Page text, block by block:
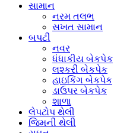
સામાન
નરમ તલભ
સખત સામાન
બપટી
નવર
ધંધાકીય બેકપેક
લશ્કરી બેકપેક
હાઇકિંગ બેકપેક
ડાઉપર બેકપેક
શાળા
લેપટોપ થેલી
જિમની થેલી